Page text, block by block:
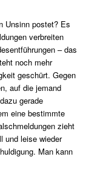
Unsinn postet? Es
verbreiten
– das
noch mehr
geschürt. Gegen
auf die jemand
gerade
eine bestimmte
zieht
und leise wieder
Man kann